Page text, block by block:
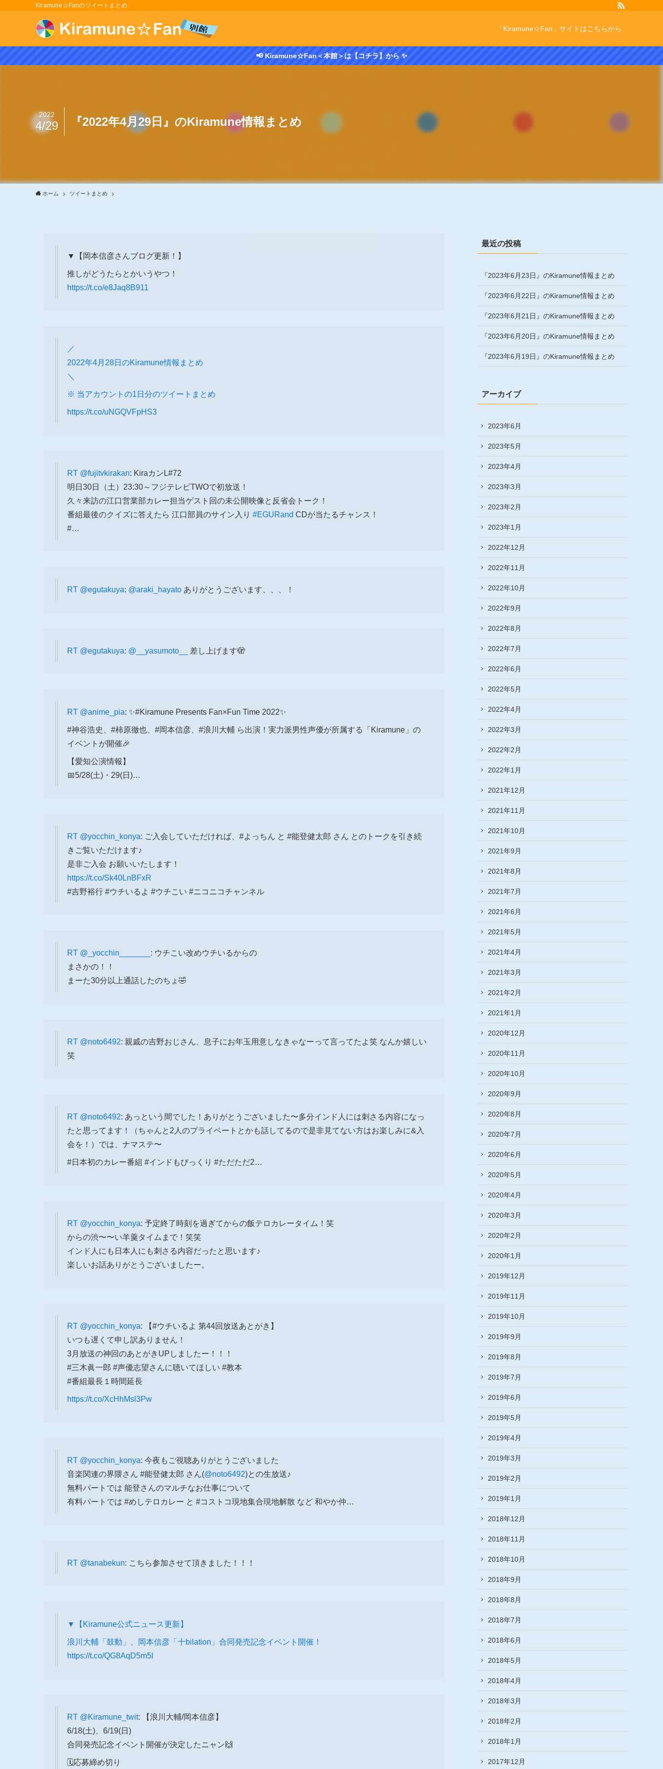
Kiramune☆Fanのツイートまとめ
「Kiramune☆Fan」サイトはこちらから
📢 Kiramune☆Fan＜本館＞は【コチラ】から ✨
『2022年4月29日』のKiramune情報まとめ
2022
4/29
ホーム ツイートまとめ
▼【岡本信彦さんブログ更新！】
推しがどうたらとかいうやつ！
https://t.co/e8Jaq8B911
／
2022年4月28日のKiramune情報まとめ
＼
※ 当アカウントの1日分のツイートまとめ
https://t.co/uNGQVFpHS3
RT @fujitvkirakan: KiraカンL#72
明日30日（土）23:30～フジテレビTWOで初放送！
久々来訪の江口営業部カレー担当ゲスト回の未公開映像と反省会トーク！
番組最後のクイズに答えたら 江口部員のサイン入り #EGURand CDが当たるチャンス！
#…
RT @egutakuya: @araki_hayato ありがとうございます、、、！
RT @egutakuya: @__yasumoto__ 差し上げます🫣
RT @anime_pia: ✨#Kiramune Presents Fan×Fun Time 2022✨
#神谷浩史、#柿原徹也、#岡本信彦、#浪川大輔 ら出演！実力派男性声優が所属する「Kiramune」の
イベントが開催🎉
【愛知公演情報】
📅5/28(土)・29(日)…
RT @yocchin_konya: ご入会していただければ、#よっちん と #能登健太郎 さん とのトークを引き続
きご覧いただけます♪
是非ご入会 お願いいたします！
https://t.co/Sk40LnBFxR
#吉野裕行 #ウチいるよ #ウチこい #ニコニコチャンネル
RT @_yocchin_______ : ウチこい改めウチいるからの
まさかの！！
まーた30分以上通話したのちょ🤣
RT @noto6492: 親戚の吉野おじさん、息子にお年玉用意しなきゃなーって言ってたよ笑 なんか嬉しい
笑
RT @noto6492: あっという間でした！ありがとうございました〜多分インド人には刺さる内容になっ
たと思ってます！（ちゃんと2人のプライベートとかも話してるので是非見てない方はお楽しみに&入
会を！）では、ナマステ〜
#日本初のカレー番組 #インドもびっくり #ただただ2…
RT @yocchin_konya: 予定終了時刻を過ぎてからの飯テロカレータイム！笑
からの渋〜〜い羊羹タイムまで！笑笑
インド人にも日本人にも刺さる内容だったと思います♪
楽しいお話ありがとうございましたー。
RT @yocchin_konya: 【#ウチいるよ 第44回放送あとがき】
いつも遅くて申し訳ありません！
3月放送の神回のあとがきUPしましたー！！！
#三木眞一郎 #声優志望さんに聴いてほしい #教本
#番組最長１時間延長
https://t.co/XcHhMsl3Pw
RT @yocchin_konya: 今夜もご視聴ありがとうございました
音楽関連の界隈さん #能登健太郎 さん(@noto6492)との生放送♪
無料パートでは 能登さんのマルチなお仕事について
有料パートでは #めしテロカレー と #コストコ現地集合現地解散 など 和やか仲…
RT @tanabekun: こちら参加させて頂きました！！！
▼【Kiramune公式ニュース更新】
浪川大輔「鼓動」、岡本信彦「十bilation」合同発売記念イベント開催！
https://t.co/QG8AqD5m5l
RT @Kiramune_twit: 【浪川大輔/岡本信彦】
6/18(土)、6/19(日)
合同発売記念イベント開催が決定したニャン🙌
🗓応募締め切り
最近の投稿
『2023年6月23日』のKiramune情報まとめ
『2023年6月22日』のKiramune情報まとめ
『2023年6月21日』のKiramune情報まとめ
『2023年6月20日』のKiramune情報まとめ
『2023年6月19日』のKiramune情報まとめ
アーカイブ
2023年6月
2023年5月
2023年4月
2023年3月
2023年2月
2023年1月
2022年12月
2022年11月
2022年10月
2022年9月
2022年8月
2022年7月
2022年6月
2022年5月
2022年4月
2022年3月
2022年2月
2022年1月
2021年12月
2021年11月
2021年10月
2021年9月
2021年8月
2021年7月
2021年6月
2021年5月
2021年4月
2021年3月
2021年2月
2021年1月
2020年12月
2020年11月
2020年10月
2020年9月
2020年8月
2020年7月
2020年6月
2020年5月
2020年4月
2020年3月
2020年2月
2020年1月
2019年12月
2019年11月
2019年10月
2019年9月
2019年8月
2019年7月
2019年6月
2019年5月
2019年4月
2019年3月
2019年2月
2019年1月
2018年12月
2018年11月
2018年10月
2018年9月
2018年8月
2018年7月
2018年6月
2018年5月
2018年4月
2018年3月
2018年2月
2018年1月
2017年12月